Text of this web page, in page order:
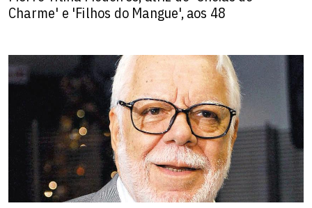
Charme' e 'Filhos do Mangue', aos 48